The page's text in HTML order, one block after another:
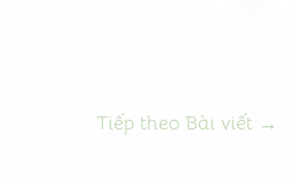
Tiếp theo Bài viết →